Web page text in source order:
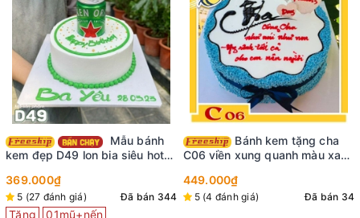
kem đẹp D49 lon bia siêu hot
369.000₫
5 (27 đánh giá) Đã bán 344
Tặng 01mũ+nến
C06 viền xung quanh màu xanh
giữa vẽ chữ Cha hình ảnh người
lái đò
449.000₫
5 (4 đánh giá) Đã bán 34